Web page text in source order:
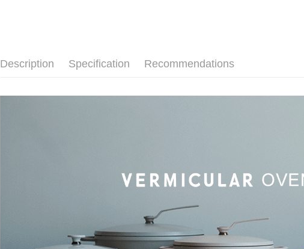
Description Specification Recommendations